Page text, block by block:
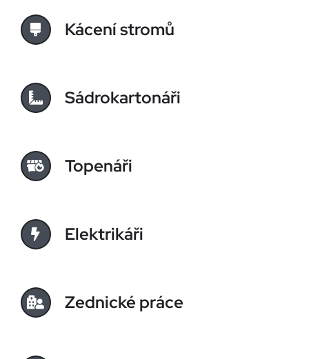
Kácení stromů
Sádrokartonáři
Topenáři
Elektrikáři
Zednické práce